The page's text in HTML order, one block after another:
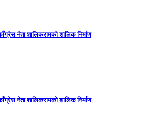
नेता शालिकरामको शालिक निर्माण
नेता शालिकरामको शालिक निर्माण